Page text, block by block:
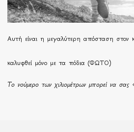
Αυτή είναι η μεγαλύτερη απόσταση στον
καλυφθεί μόνο με τα πόδια (ΦΩΤΟ)
Το νούμερο των χιλιομέτρων μπορεί να σας